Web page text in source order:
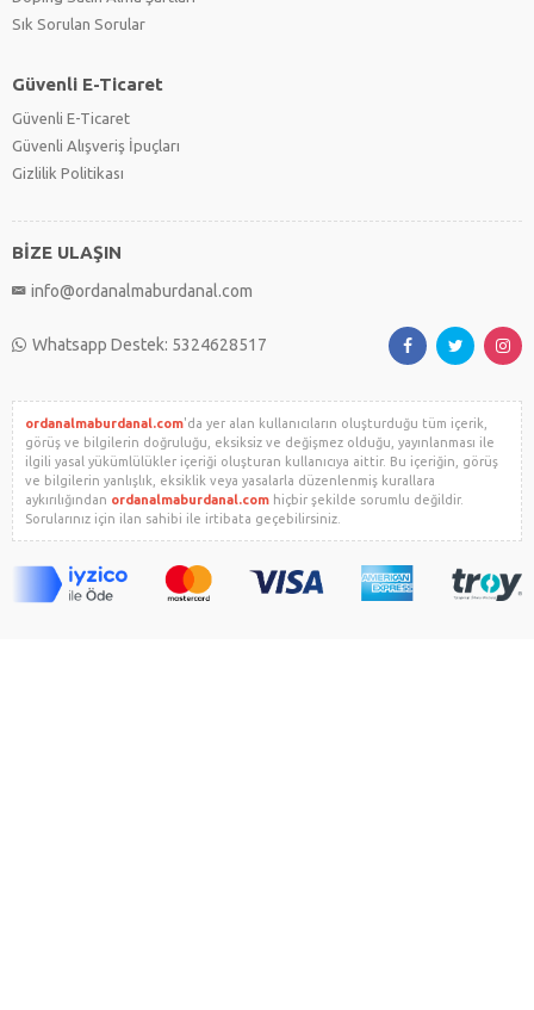
Sık Sorulan Sorular
Güvenli E-Ticaret
Güvenli E-Ticaret
Güvenli Alışveriş İpuçları
Gizlilik Politikası
BİZE ULAŞIN
info@ordanalmaburdanal.com
Whatsapp Destek: 5324628517
ordanalmaburdanal.com'da yer alan kullanıcıların oluşturduğu tüm içerik,
görüş ve bilgilerin doğruluğu, eksiksiz ve değişmez olduğu, yayınlanması ile
ilgili yasal yükümlülükler içeriği oluşturan kullanıcıya aittir. Bu içeriğin, görüş
ve bilgilerin yanlışlık, eksiklik veya yasalarla düzenlenmiş kurallara
aykırılığından ordanalmaburdanal.com hiçbir şekilde sorumlu değildir.
Sorularınız için ilan sahibi ile irtibata geçebilirsiniz.